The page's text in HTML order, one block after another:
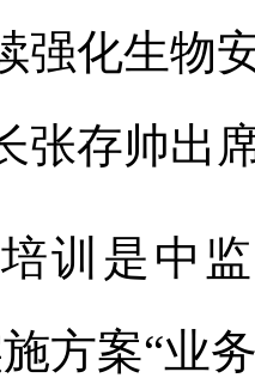
强化生物
张存帅出
训是中
方案“业